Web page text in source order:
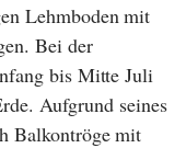
Lehmboden mit
Bei der
bis Mitte Juli
Aufgrund seines
Balkontröge mit